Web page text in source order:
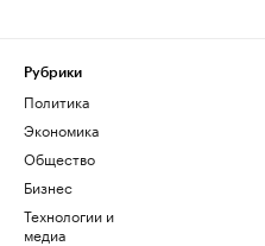
Рубрики
Политика
Экономика
Общество
Бизнес
Технологии и
медиа